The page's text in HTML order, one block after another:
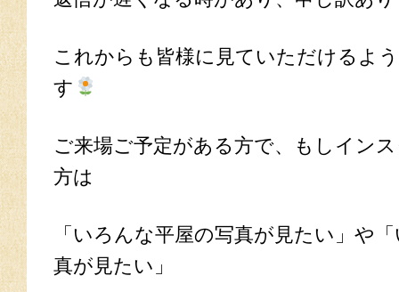
これからも皆様に見ていただけるよ
す
ご来場ご予定がある方で、もしイン
方は
「いろんな平屋の写真が見たい」や
真が見たい」